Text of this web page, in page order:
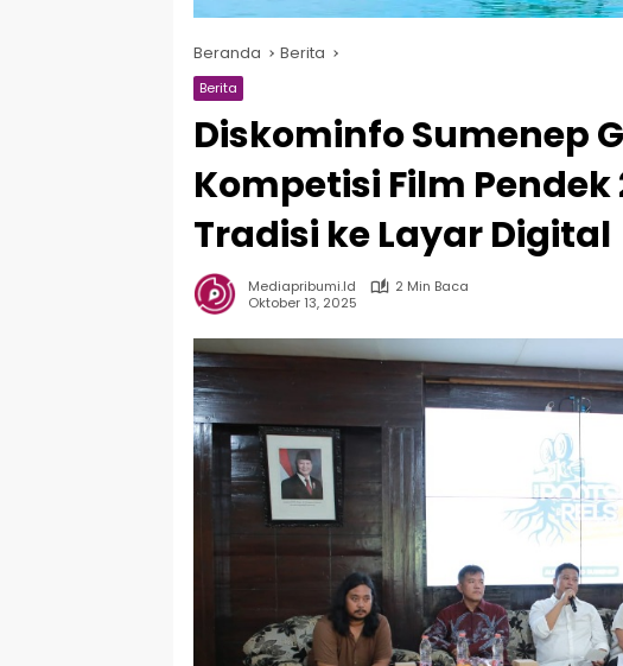
Beranda Berita
Berita
Diskominfo Sumenep
Kompetisi Film
Tradisi ke Layar Digital
Mediapribumi.id
2 Min Baca
Oktober 13, 2025